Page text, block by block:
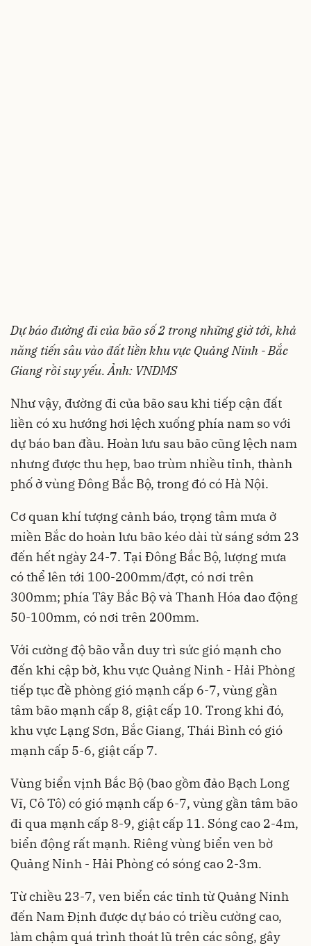
Dự báo đường đi của bão số 2 trong những giờ tới, khả
năng tiến sâu vào đất liền khu vực Quảng Ninh - Bắc
Giang rồi suy yếu. Ảnh: VNDMS
Như vậy, đường đi của bão sau khi tiếp cận đất
liền có xu hướng hơi lệch xuống phía nam so với
dự báo ban đầu. Hoàn lưu sau bão cũng lệch nam
nhưng được thu hẹp, bao trùm nhiều tỉnh, thành
phố ở vùng Đông Bắc Bộ, trong đó có Hà Nội.
Cơ quan khí tượng cảnh báo, trọng tâm mưa ở
miền Bắc do hoàn lưu bão kéo dài từ sáng sớm 23
đến hết ngày 24-7. Tại Đông Bắc Bộ, lượng mưa
có thể lên tới 100-200mm/đợt, có nơi trên
300mm; phía Tây Bắc Bộ và Thanh Hóa dao động
50-100mm, có nơi trên 200mm.
Với cường độ bão vẫn duy trì sức gió mạnh cho
đến khi cập bờ, khu vực Quảng Ninh - Hải Phòng
tiếp tục đề phòng gió mạnh cấp 6-7, vùng gần
tâm bão mạnh cấp 8, giật cấp 10. Trong khi đó,
khu vực Lạng Sơn, Bắc Giang, Thái Bình có gió
mạnh cấp 5-6, giật cấp 7.
Vùng biển vịnh Bắc Bộ (bao gồm đảo Bạch Long
Vĩ, Cô Tô) có gió mạnh cấp 6-7, vùng gần tâm bão
đi qua mạnh cấp 8-9, giật cấp 11. Sóng cao 2-4m,
biển động rất mạnh. Riêng vùng biển ven bờ
Quảng Ninh - Hải Phòng có sóng cao 2-3m.
Từ chiều 23-7, ven biển các tỉnh từ Quảng Ninh
đến Nam Định được dự báo có triều cường cao,
làm chậm quá trình thoát lũ trên các sông, gây